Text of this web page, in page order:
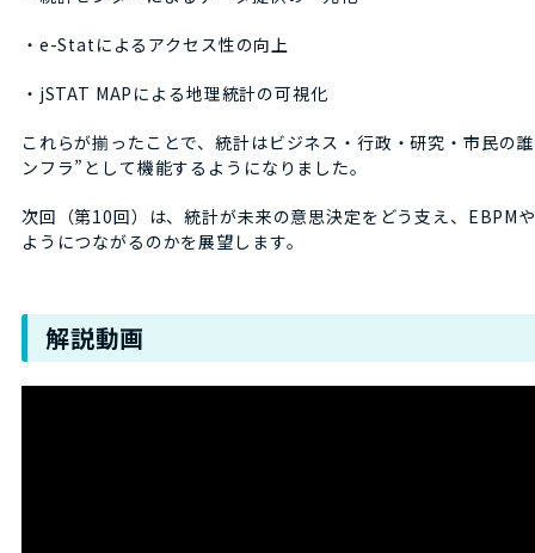
・e-Statによるアクセス性の向上
・jSTAT MAPによる地理統計の可視化
これらが揃ったことで、統計はビジネス・行政・研究・市民の
ンフラ”として機能するようになりました。
次回（第10回）は、統計が未来の意思決定をどう支え、EBPM
ようにつながるのかを展望します。
解説動画